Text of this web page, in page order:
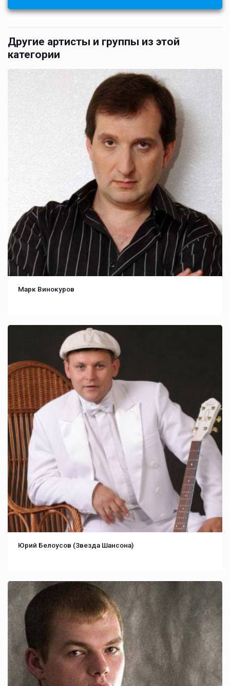
Другие артисты и группы из этой
категории
Марк Винокуров
Юрий Белоусов (Звезда Шансона)